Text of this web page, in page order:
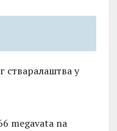
стваралаштва у
megavata na